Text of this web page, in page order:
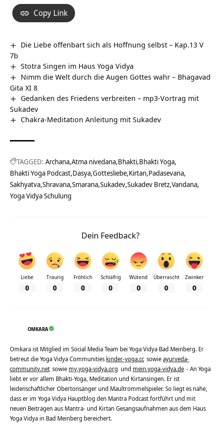
Copy Link
Die Liebe offenbart sich als Hoffnung selbst – Kap.13 V
7b
Stotra Singen im Haus Yoga Vidya
Nimm die Welt durch die Augen Gottes wahr – Bhagavad
Gita XI 8
Gedanken des Friedens verbreiten – mp3-Vortrag mit
Sukadev
Chakra-Meditation Anleitung mit Sukadev
TAGGED: Archana Atma nivedana Bhakti Bhakti Yoga
Bhakti Yoga Podcast Dasya Gottesliebe Kirtan Padasevana
Sakhyatva Shravana Smarana Sukadev Sukadev Bretz Vandana
Yoga Vidya Schulung
Dein Feedback?
Liebe
0
Traurig
0
Fröhlich
0
Schläfrig
0
Wütend
0
Überrascht
0
Zwinker
0
OMKARA
Omkara ist Mitglied im Social Media Team bei Yoga Vidya Bad Meinberg. Er
betreut die Yoga Vidya Communities kinder-yoga.cc sowieayurveda-
community.net sowie my.yoga-vidya.org und mein.yoga-vidya.de - An Yoga
liebt er vor allem Bhakti-Yoga, Meditation und Kirtansingen. Er ist
leidenschaftlicher Obertonsänger und Maultrommelspieler. So liegt es nahe,
dass er im Yoga Vidya Hauptblog den Mantra Podcast fortführt und mit
neuen Beiträgen aus Mantra- und Kirtan Gesangsaufnahmen aus dem Haus
Yoga Vidya in Bad Meinberg bereichert.